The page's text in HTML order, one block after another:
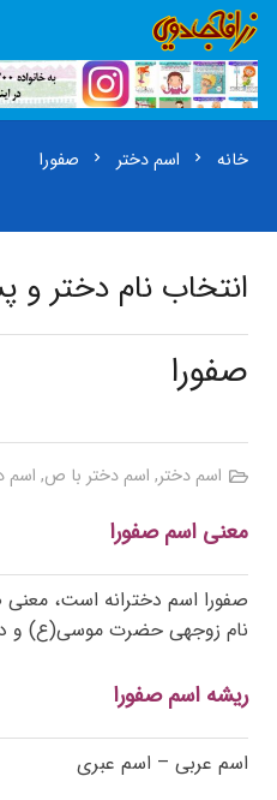
خانه chevron_right اسم دختر chevron_right صفورا
انتخاب نام دختر و
صفورا
اسم دختر, اسم دختر با ص, اسم
معنی اسم صفورا
صفورا اسم دخترانه است، معنی
نام زوجهی حضرت موسی(ع)
ریشه اسم صفورا
اسم عربی – اسم عبری